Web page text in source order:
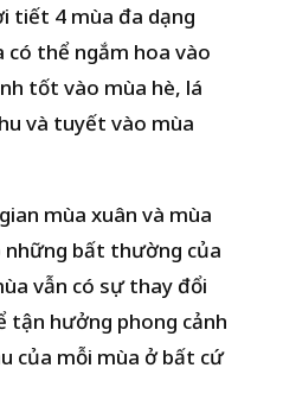
tiết 4 mùa đa dạng
có thể ngắm hoa vào
tốt vào mùa hè, lá
và tuyết vào mùa
mùa xuân và mùa
những bất thường của
vẫn có sự thay đổi
tận hưởng phong cảnh
của mỗi mùa ở bất cứ